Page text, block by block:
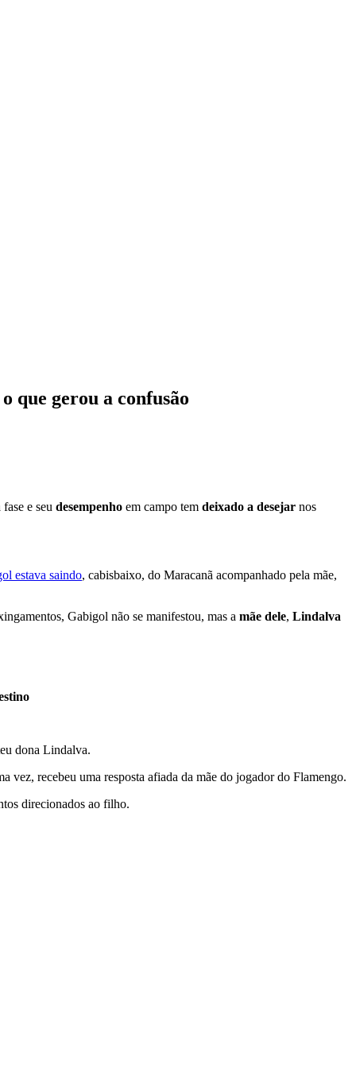
que gerou a confusão
e seu desempenho em campo tem deixado a desejar nos
estava saindo, cabisbaixo, do Maracanã acompanhado pela mãe,
Gabigol não se manifestou, mas a mãe dele, Lindalva
dona Lindalva.
vez, recebeu uma resposta afiada da mãe do jogador do Flamengo.
direcionados ao filho.